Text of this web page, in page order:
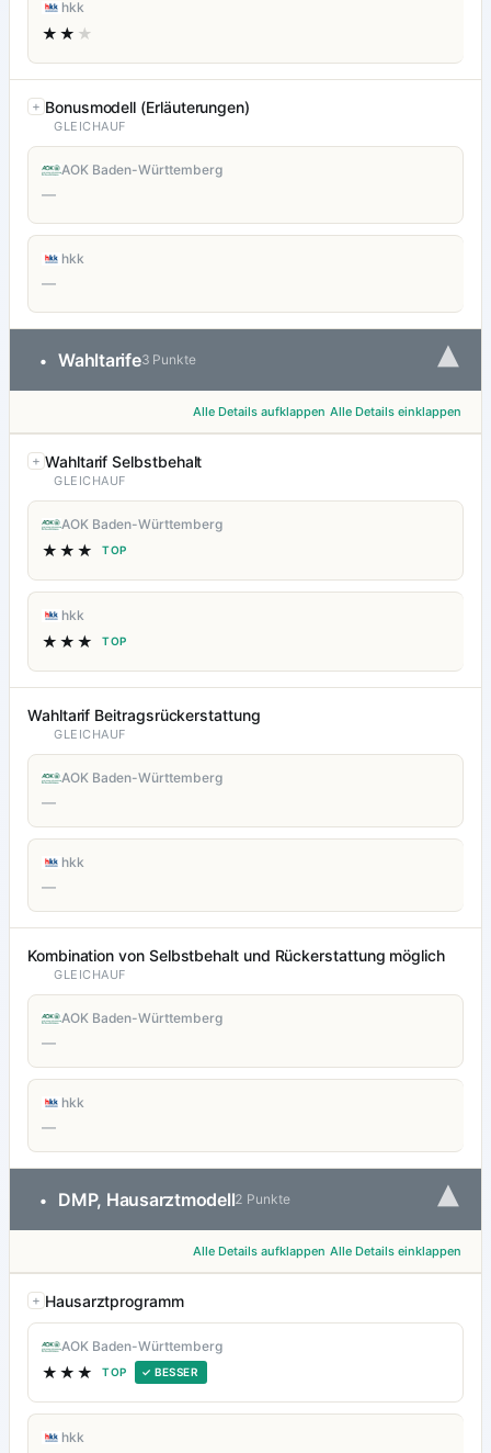
hkk
★★ ★
Bonusmodell (Erläuterungen)
GLEICHAUF
AOK Baden-Württemberg
—
hkk
—
• Wahltarife3 Punkte ▾
Alle Details aufklappen Alle Details einklappen
Wahltarif Selbstbehalt
GLEICHAUF
AOK Baden-Württemberg
★★★ TOP
hkk
★★★ TOP
Wahltarif Beitragsrückerstattung
GLEICHAUF
AOK Baden-Württemberg
—
hkk
—
Kombination von Selbstbehalt und Rückerstattung möglich
GLEICHAUF
AOK Baden-Württemberg
—
hkk
—
• DMP, Hausarztmodell2 Punkte ▾
Alle Details aufklappen Alle Details einklappen
Hausarztprogramm
AOK Baden-Württemberg
★★★ TOP ✓ BESSER
hkk